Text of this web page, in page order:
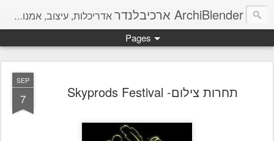
ArchiBlender ארכיבלנדר אדריכלות, עיצוב, אמנות, מחשבות והמון חומר להשראה.
Pages
SEP
7 תחרות צילום- Skyprods Festival